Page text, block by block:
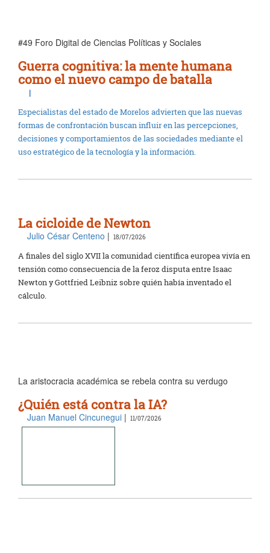
#49 Foro Digital de Ciencias Políticas y Sociales
Guerra cognitiva: la mente humana
como el nuevo campo de batalla
|
Especialistas del estado de Morelos advierten que las nuevas
formas de confrontación buscan influir en las percepciones,
decisiones y comportamientos de las sociedades mediante el
uso estratégico de la tecnología y la información.
La cicloide de Newton
Julio César Centeno | 18/07/2026
A finales del siglo XVII la comunidad científica europea vivía en
tensión como consecuencia de la feroz disputa entre Isaac
Newton y Gottfried Leibniz sobre quién había inventado el
cálculo.
La aristocracia académica se rebela contra su verdugo
¿Quién está contra la IA?
Juan Manuel Cincunegui | 11/07/2026